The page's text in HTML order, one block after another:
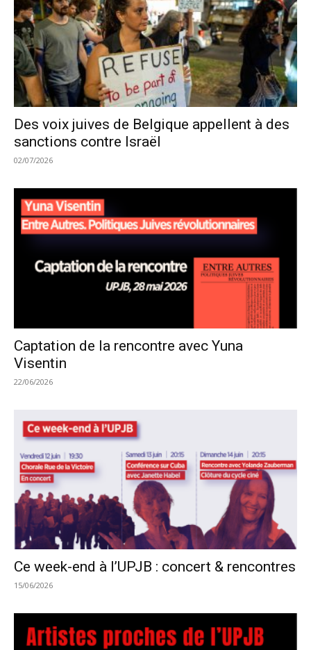
Des voix juives de Belgique appellent à des
sanctions contre Israël
02/07/2026
Captation de la rencontre avec Yuna
Visentin
22/06/2026
Ce week-end à l’UPJB : concert & rencontres
15/06/2026